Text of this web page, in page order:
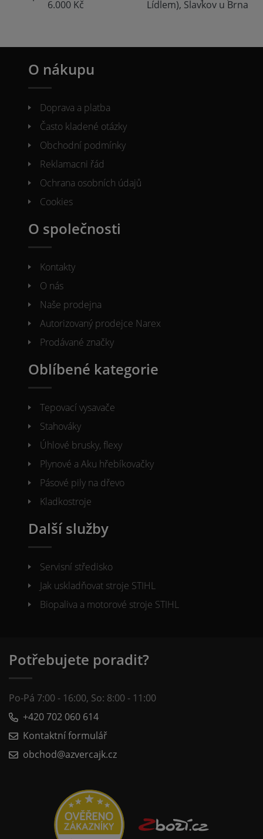
6.000 Kč Lídlem), Slavkov u Brna
O nákupu
Doprava a platba
Často kladené otázky
Obchodní podmínky
Reklamacni řád
Ochrana osobních údajů
Cookies
O společnosti
Kontakty
O nás
Naše prodejna
Autorizovaný prodejce Narex
Prodávané značky
Oblíbené kategorie
Tepovací vysavače
Stahováky
Úhlové brusky, flexy
Plynové a Aku hřebíkovačky
Pásové pily na dřevo
Kladkostroje
Další služby
Servisní středisko
Jak uskladňovat stroje STIHL
Biopaliva a motorové stroje STIHL
Potřebujete poradit?
Po-Pá 7:00 - 16:00, So: 8:00 - 11:00
+420 702 060 614
Kontaktní formulář
obchod@azvercajk.cz